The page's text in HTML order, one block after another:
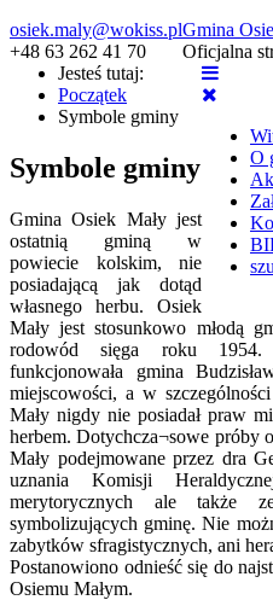
osiek.maly@wokiss.pl
+48 63 262 41 70
Gmina
Oficjalna
O
Jesteś tutaj:
Początek
Symbole gminy
Symbole gminy
Gmina Osiek Mały jest
ostatnią gminą w
powiecie kolskim, nie
posiadającą jak dotąd
własnego herbu. Osiek
Mały jest stosunkowo młodą
rodowód sięga roku 1954.
funkcjonowała gmina
miejscowości, a w
Mały nigdy nie posiadał praw
herbem. Dotychcza¬sowe próby
Mały podejmowane przez dra
uznania Komisji
merytorycznych ale także
symbolizujących gminę. Nie
zabytków sfragistycznych, ani
Postanowiono odnieść się do
Osiemu Małym.